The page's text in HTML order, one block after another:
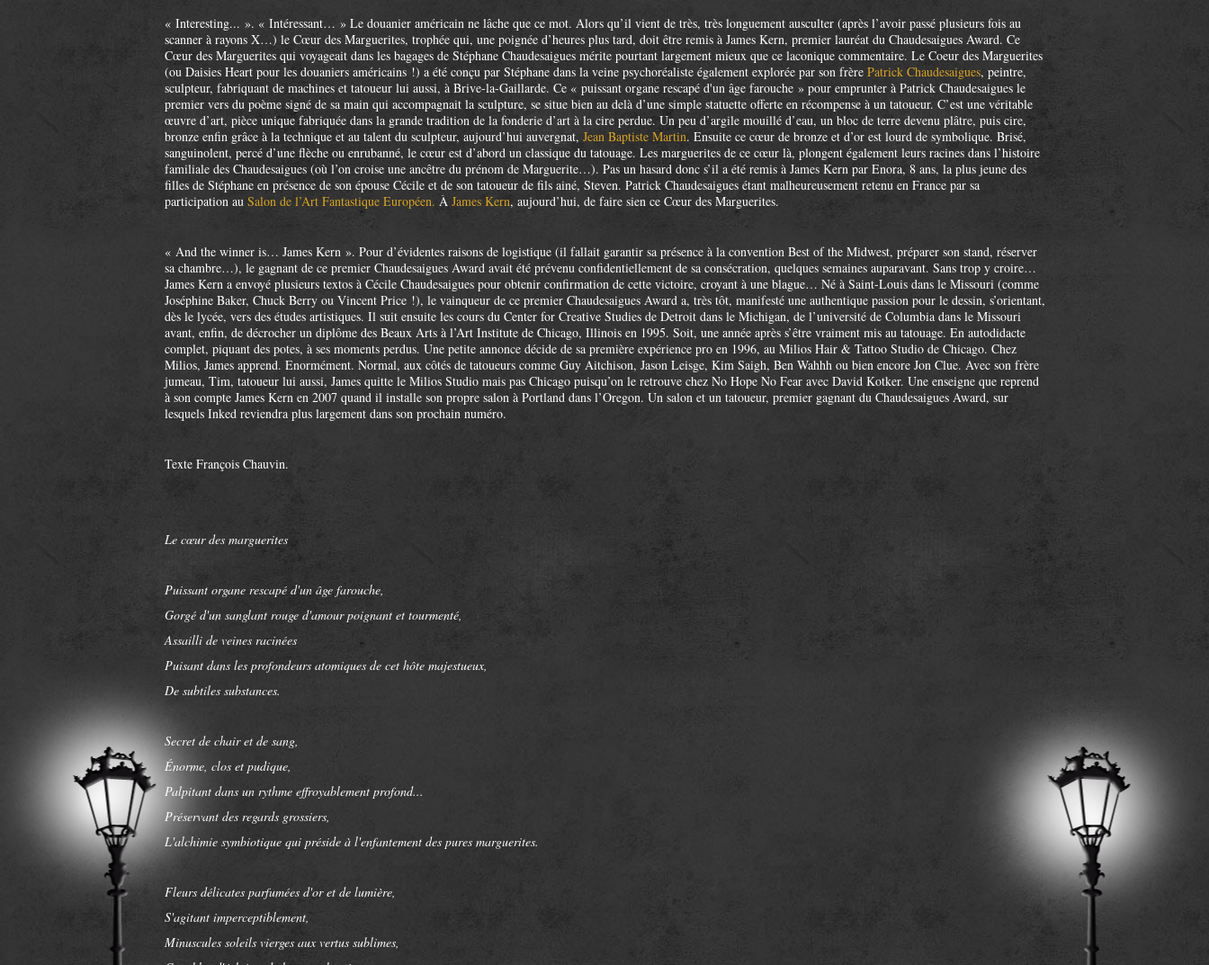
« Interesting... ». « Intéressant… » Le douanier américain ne lâche que ce mot. Alors qu’il vient de très, très longuement ausculter (après l’avoir passé plusieurs fois au
scanner à rayons X…) le Cœur des Marguerites, trophée qui, une poignée d’heures plus tard, doit être remis à James Kern, premier lauréat du Chaudesaigues Award. Ce
Cœur des Marguerites qui voyageait dans les bagages de Stéphane Chaudesaigues mérite pourtant largement mieux que ce laconique commentaire. Le Coeur des Marguerites
(ou Daisies Heart pour les douaniers américains !) a été conçu par Stéphane dans la veine psychoréaliste également explorée par son frèrePatrick Chaudesaigues, peintre,
sculpteur, fabriquant de machines et tatoueur lui aussi, à Brive-la-Gaillarde. Ce « puissant organe rescapé d'un âge farouche » pour emprunter à Patrick Chaudesaigues le
premier vers du poème signé de sa main qui accompagnait la sculpture, se situe bien au delà d’une simple statuette offerte en récompense à un tatoueur. C’est une véritable
œuvre d’art, pièce unique fabriquée dans la grande tradition de la fonderie d’art à la cire perdue. Un peu d’argile mouillé d’eau, un bloc de terre devenu plâtre, puis cire,
bronze enfin grâce à la technique et au talent du sculpteur, aujourd’hui auvergnat, Jean Baptiste Martin. Ensuite ce cœur de bronze et d’or est lourd de symbolique. Brisé,
sanguinolent, percé d’une flèche ou enrubanné, le cœur est d’abord un classique du tatouage. Les marguerites de ce cœur là, plongent également leurs racines dans l’histoire
familiale des Chaudesaigues (où l’on croise une ancêtre du prénom de Marguerite…). Pas un hasard donc s’il a été remis à James Kern par Enora, 8 ans, la plus jeune des
filles de Stéphane en présence de son épouse Cécile et de son tatoueur de fils ainé, Steven. Patrick Chaudesaigues étant malheureusement retenu en France par sa
participation au Salon de l’Art Fantastique Européen. À James Kern, aujourd’hui, de faire sien ce Cœur des Marguerites.
« And the winner is… James Kern ». Pour d’évidentes raisons de logistique (il fallait garantir sa présence à la convention Best of the Midwest, préparer son stand, réserver
sa chambre…), le gagnant de ce premier Chaudesaigues Award avait été prévenu confidentiellement de sa consécration, quelques semaines auparavant. Sans trop y croire…
James Kern a envoyé plusieurs textos à Cécile Chaudesaigues pour obtenir confirmation de cette victoire, croyant à une blague… Né à Saint-Louis dans le Missouri (comme
Joséphine Baker, Chuck Berry ou Vincent Price !), le vainqueur de ce premier Chaudesaigues Award a, très tôt, manifesté une authentique passion pour le dessin, s’orientant,
dès le lycée, vers des études artistiques. Il suit ensuite les cours du Center for Creative Studies de Detroit dans le Michigan, de l’université de Columbia dans le Missouri
avant, enfin, de décrocher un diplôme des Beaux Arts à l’Art Institute de Chicago, Illinois en 1995. Soit, une année après s’être vraiment mis au tatouage. En autodidacte
complet, piquant des potes, à ses moments perdus. Une petite annonce décide de sa première expérience pro en 1996, au Milios Hair & Tattoo Studio de Chicago. Chez
Milios, James apprend. Enormément. Normal, aux côtés de tatoueurs comme Guy Aitchison, Jason Leisge, Kim Saigh, Ben Wahhh ou bien encore Jon Clue. Avec son frère
jumeau, Tim, tatoueur lui aussi, James quitte le Milios Studio mais pas Chicago puisqu’on le retrouve chez No Hope No Fear avec David Kotker. Une enseigne que reprend
à son compte James Kern en 2007 quand il installe son propre salon à Portland dans l’Oregon. Un salon et un tatoueur, premier gagnant du Chaudesaigues Award, sur
lesquels Inked reviendra plus largement dans son prochain numéro.
Texte François Chauvin.
Le cœur des marguerites
Puissant organe rescapé d'un âge farouche,
Gorgé d'un sanglant rouge d'amour poignant et tourmenté,
Assailli de veines racinées
Puisant dans les profondeurs atomiques de cet hôte majestueux,
De subtiles substances.
Secret de chair et de sang,
Énorme, clos et pudique,
Palpitant dans un rythme effroyablement profond...
Préservant des regards grossiers,
L'alchimie symbiotique qui préside à l'enfantement des pures marguerites.
Fleurs délicates parfumées d'or et de lumière,
S'agitant imperceptiblement,
Minuscules soleils vierges aux vertus sublimes,